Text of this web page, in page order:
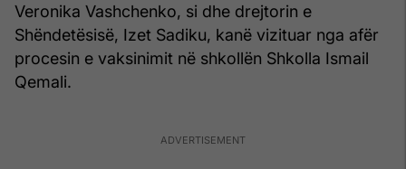
Veronika Vashchenko, si dhe drejtorin e
Shëndetësisë, Izet Sadiku, kanë vizituar nga afër
procesin e vaksinimit në shkollën Shkolla Ismail
Qemali.